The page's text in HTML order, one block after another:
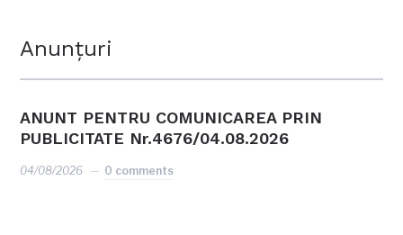
Anunțuri
ANUNT PENTRU COMUNICAREA PRIN
PUBLICITATE Nr.4676/04.08.2026
04/08/2026 0 comments